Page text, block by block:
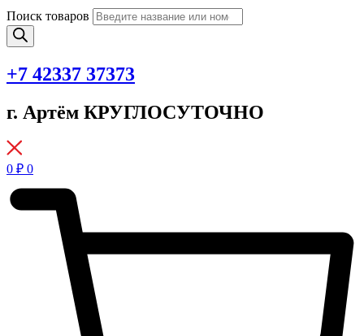
Поиск товаров
+7 42337 37373
г. Артём КРУГЛОСУТОЧНО
0 ₽ 0